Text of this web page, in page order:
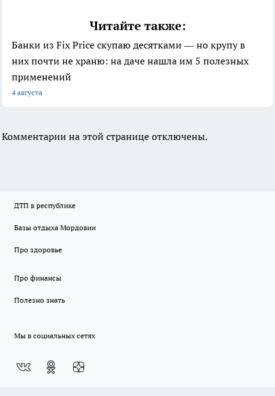
Читайте также:
Банки из Fix Price скупаю десятками — но крупу в
них почти не храню: на даче нашла им 5 полезных
применений
4 августа
Комментарии на этой странице отключены.
ДТП в республике
Базы отдыха Мордовии
Про здоровье
Про финансы
Полезно знать
Мы в социальных сетях